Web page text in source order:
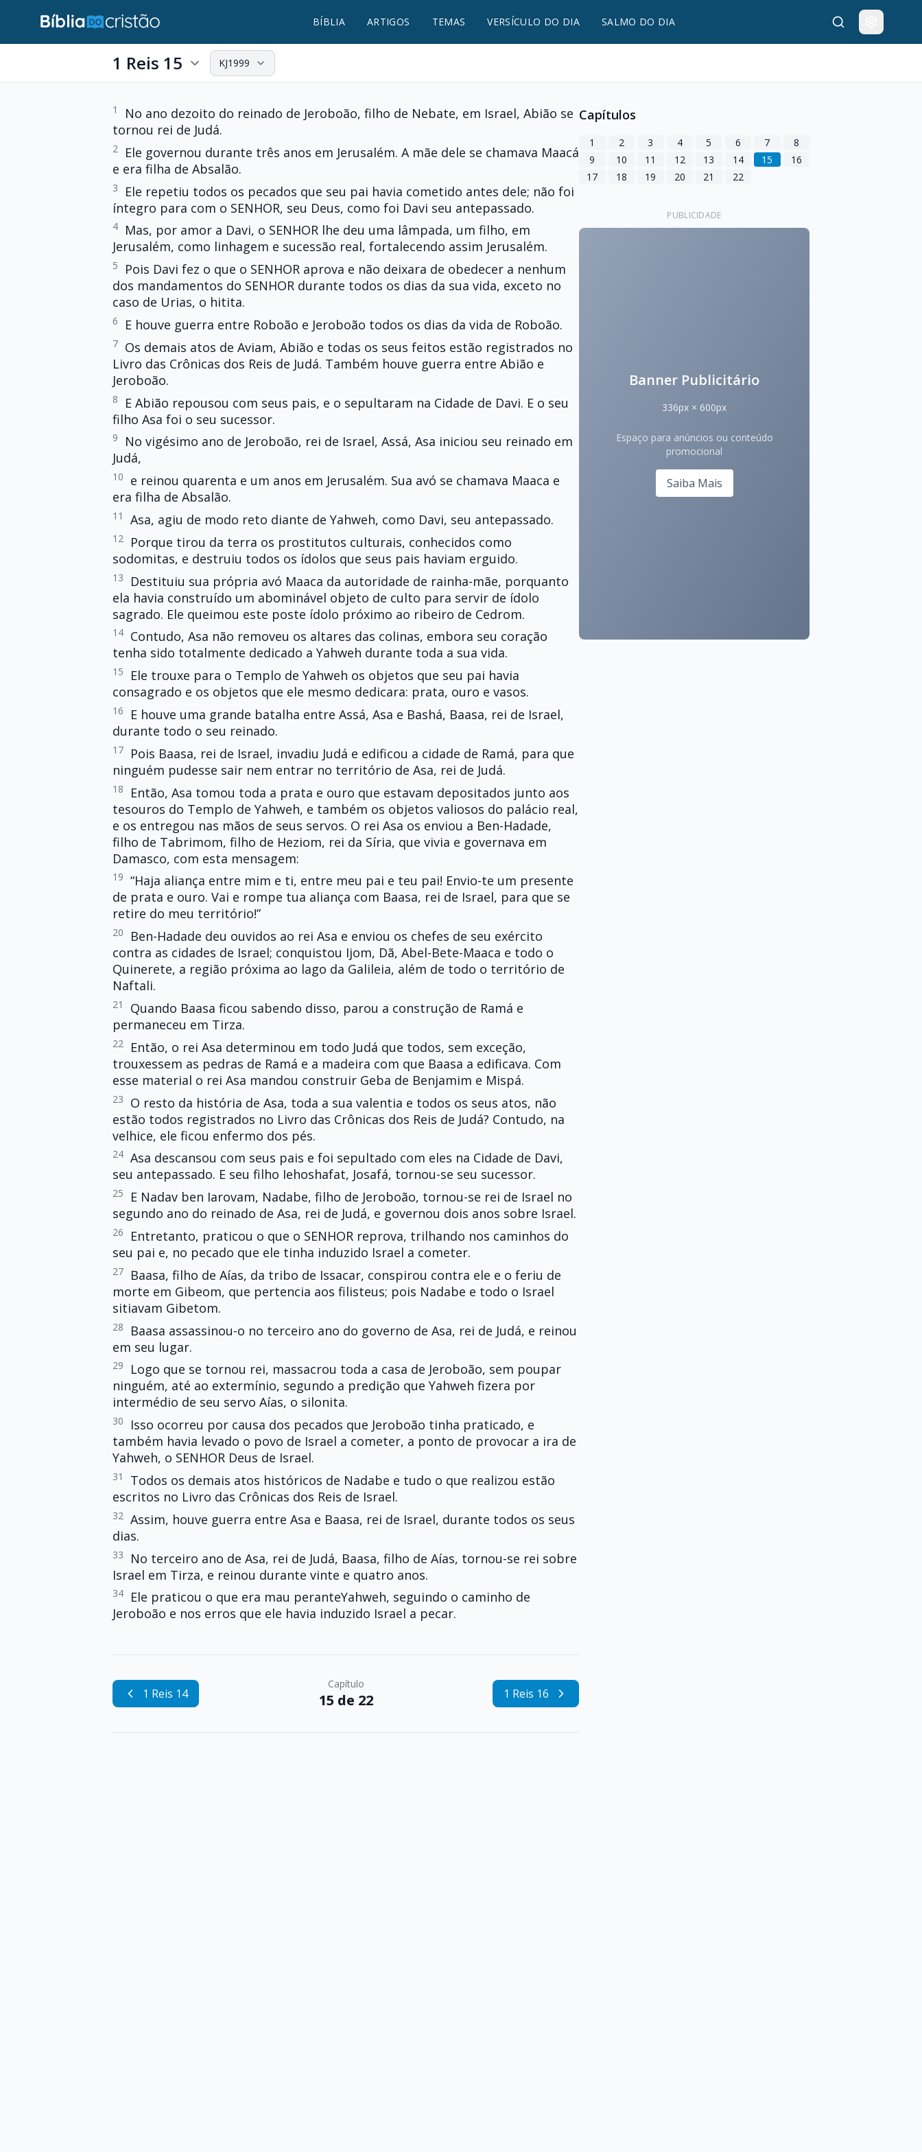
BÍBLIA ARTIGOS TEMAS VERSÍCULO DO DIA SALMO DO DIA
1 Reis 15 KJ1999
1
No ano dezoito do reinado de Jeroboão, filho de Nebate, em Israel, Abião se
tornou rei de Judá.
2
Ele governou durante três anos em Jerusalém. A mãe dele se chamava Maacá
e era filha de Absalão.
3
Ele repetiu todos os pecados que seu pai havia cometido antes dele; não foi
íntegro para com o SENHOR, seu Deus, como foi Davi seu antepassado.
4
Mas, por amor a Davi, o SENHOR lhe deu uma lâmpada, um filho, em
Jerusalém, como linhagem e sucessão real, fortalecendo assim Jerusalém.
5
Pois Davi fez o que o SENHOR aprova e não deixara de obedecer a nenhum
dos mandamentos do SENHOR durante todos os dias da sua vida, exceto no
caso de Urias, o hitita.
6 E houve guerra entre Roboão e Jeroboão todos os dias da vida de Roboão.
7 Os demais atos de Aviam, Abião e todas os seus feitos estão registrados no
Livro das Crônicas dos Reis de Judá. Também houve guerra entre Abião e
Jeroboão.
8
E Abião repousou com seus pais, e o sepultaram na Cidade de Davi. E o seu
filho Asa foi o seu sucessor.
9
No vigésimo ano de Jeroboão, rei de Israel, Assá, Asa iniciou seu reinado em
Judá,
10
e reinou quarenta e um anos em Jerusalém. Sua avó se chamava Maaca e
era filha de Absalão.
11 Asa, agiu de modo reto diante de Yahweh, como Davi, seu antepassado.
12
Porque tirou da terra os prostitutos culturais, conhecidos como
sodomitas, e destruiu todos os ídolos que seus pais haviam erguido.
13
Destituiu sua própria avó Maaca da autoridade de rainha-mãe, porquanto
ela havia construído um abominável objeto de culto para servir de ídolo
sagrado. Ele queimou este poste ídolo próximo ao ribeiro de Cedrom.
14 Contudo, Asa não removeu os altares das colinas, embora seu coração
tenha sido totalmente dedicado a Yahweh durante toda a sua vida.
15
Ele trouxe para o Templo de Yahweh os objetos que seu pai havia
consagrado e os objetos que ele mesmo dedicara: prata, ouro e vasos.
16
E houve uma grande batalha entre Assá, Asa e Bashá, Baasa, rei de Israel,
durante todo o seu reinado.
17
Pois Baasa, rei de Israel, invadiu Judá e edificou a cidade de Ramá, para que
ninguém pudesse sair nem entrar no território de Asa, rei de Judá.
18
Então, Asa tomou toda a prata e ouro que estavam depositados junto aos
tesouros do Templo de Yahweh, e também os objetos valiosos do palácio real,
e os entregou nas mãos de seus servos. O rei Asa os enviou a Ben-Hadade,
filho de Tabrimom, filho de Heziom, rei da Síria, que vivia e governava em
Damasco, com esta mensagem:
19 “Haja aliança entre mim e ti, entre meu pai e teu pai! Envio-te um presente
de prata e ouro. Vai e rompe tua aliança com Baasa, rei de Israel, para que se
retire do meu território!”
20
Ben-Hadade deu ouvidos ao rei Asa e enviou os chefes de seu exército
contra as cidades de Israel; conquistou Ijom, Dã, Abel-Bete-Maaca e todo o
Quinerete, a região próxima ao lago da Galileia, além de todo o território de
Naftali.
21
Quando Baasa ficou sabendo disso, parou a construção de Ramá e
permaneceu em Tirza.
22
Então, o rei Asa determinou em todo Judá que todos, sem exceção,
trouxessem as pedras de Ramá e a madeira com que Baasa a edificava. Com
esse material o rei Asa mandou construir Geba de Benjamim e Mispá.
23
O resto da história de Asa, toda a sua valentia e todos os seus atos, não
estão todos registrados no Livro das Crônicas dos Reis de Judá? Contudo, na
velhice, ele ficou enfermo dos pés.
24 Asa descansou com seus pais e foi sepultado com eles na Cidade de Davi,
seu antepassado. E seu filho Iehoshafat, Josafá, tornou-se seu sucessor.
25
E Nadav ben Iarovam, Nadabe, filho de Jeroboão, tornou-se rei de Israel no
segundo ano do reinado de Asa, rei de Judá, e governou dois anos sobre Israel.
26
Entretanto, praticou o que o SENHOR reprova, trilhando nos caminhos do
seu pai e, no pecado que ele tinha induzido Israel a cometer.
27
Baasa, filho de Aías, da tribo de Issacar, conspirou contra ele e o feriu de
morte em Gibeom, que pertencia aos filisteus; pois Nadabe e todo o Israel
sitiavam Gibetom.
28
Baasa assassinou-o no terceiro ano do governo de Asa, rei de Judá, e reinou
em seu lugar.
29
Logo que se tornou rei, massacrou toda a casa de Jeroboão, sem poupar
ninguém, até ao extermínio, segundo a predição que Yahweh fizera por
intermédio de seu servo Aías, o silonita.
30
Isso ocorreu por causa dos pecados que Jeroboão tinha praticado, e
também havia levado o povo de Israel a cometer, a ponto de provocar a ira de
Yahweh, o SENHOR Deus de Israel.
31
Todos os demais atos históricos de Nadabe e tudo o que realizou estão
escritos no Livro das Crônicas dos Reis de Israel.
32 Assim, houve guerra entre Asa e Baasa, rei de Israel, durante todos os seus
dias.
33
No terceiro ano de Asa, rei de Judá, Baasa, filho de Aías, tornou-se rei sobre
Israel em Tirza, e reinou durante vinte e quatro anos.
34
Ele praticou o que era mau peranteYahweh, seguindo o caminho de
Jeroboão e nos erros que ele havia induzido Israel a pecar.
1 Reis 14
Capítulo
15 de 22 1 Reis 16
Capítulos
1 2 3 4 5 6 7
8
9
10 11 12 13 14 15
16
17
18 19 20 21 22
PUBLICIDADE
Banner Publicitário
336px × 600px
Espaço para anúncios ou conteúdo
promocional
Saiba Mais